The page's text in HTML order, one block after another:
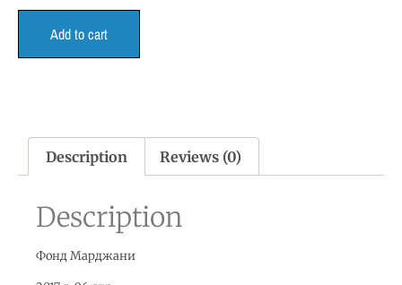
Add to cart
Description Reviews (0)
Description
Фонд Марджани